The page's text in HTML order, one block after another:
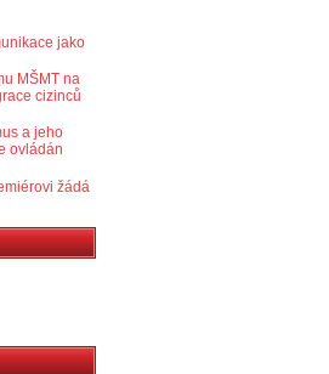
jako
MŠMT na
cizinců
a jeho
ovládán
žádá